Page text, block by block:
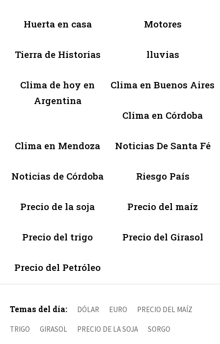
Huerta en casa Motores
Tierra de Historias lluvias
Clima de hoy en
Argentina
Clima en Buenos Aires
Clima en Córdoba
Clima en Mendoza Noticias De Santa Fé
Noticias de Córdoba Riesgo País
Precio de la soja Precio del maíz
Precio del trigo Precio del Girasol
Precio del Petróleo
Temas del día: DÓLAR EURO PRECIO DEL MAÍZ
TRIGO GIRASOL PRECIO DE LA SOJA SORGO